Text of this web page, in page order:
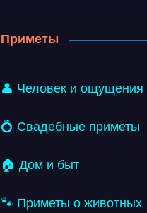
Приметы
👤 Человек и ощущения
💍 Свадебные приметы
🏠 Дом и быт
🐾 Приметы о животных